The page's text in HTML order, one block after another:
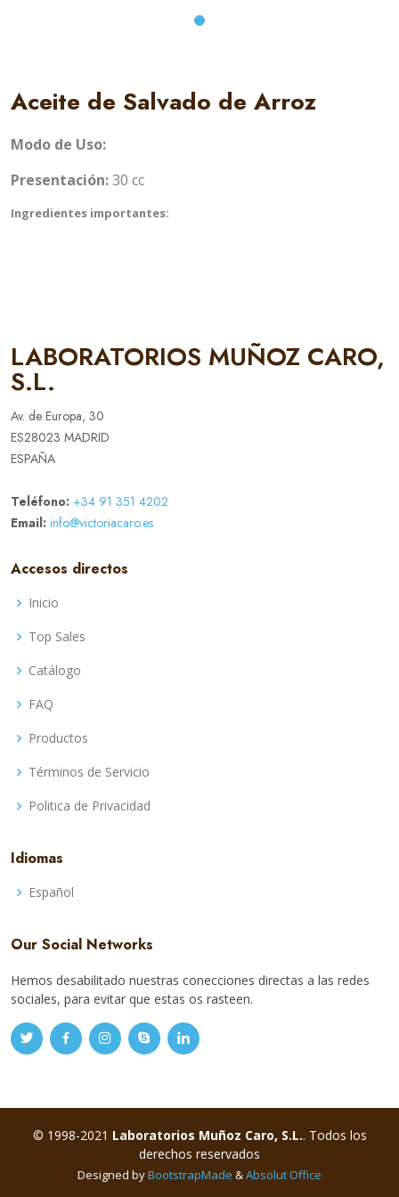
Aceite de Salvado de Arroz
Modo de Uso:
Presentación:30 cc
Ingredientes importantes:
LABORATORIOS MUÑOZ CARO,
S.L.
Av. de Europa, 30
ES28023 MADRID
ESPAÑA
Teléfono: +34 91 351 4202
Email: info@victoriacaro.es
Accesos directos
Inicio
Top Sales
Catálogo
FAQ
Productos
Términos de Servicio
Politica de Privacidad
Idiomas
Español
Our Social Networks
Hemos desabilitado nuestras conecciones directas a las redes
sociales, para evitar que estas os rasteen.
© 1998-2021 Laboratorios Muñoz Caro, S.L.. Todos los
derechos reservados
Designed byBootstrapMade &Absolut Office